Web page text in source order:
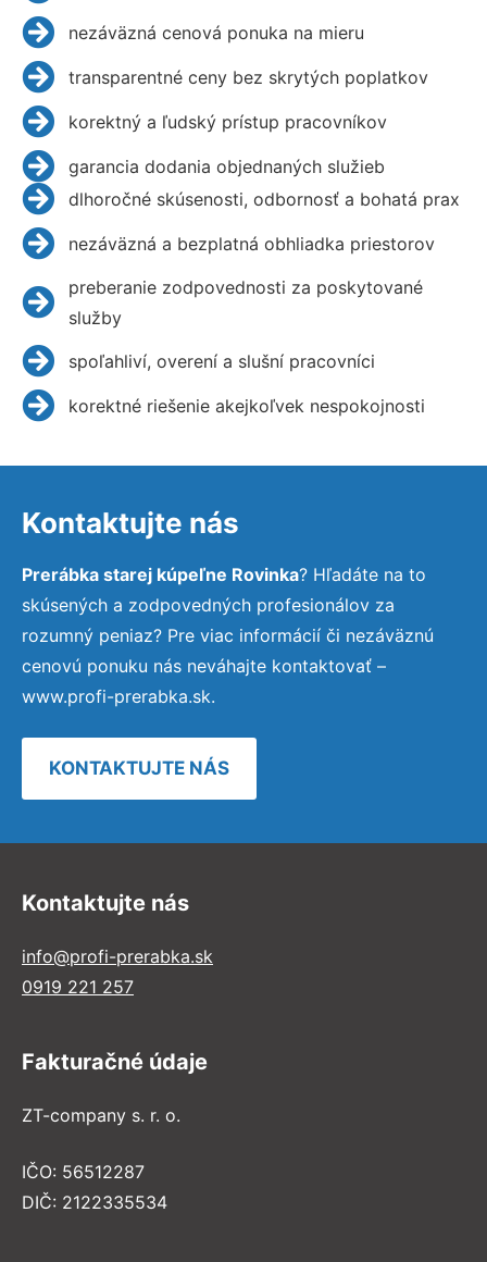
nezáväzná cenová ponuka na mieru
transparentné ceny bez skrytých poplatkov
korektný a ľudský prístup pracovníkov
garancia dodania objednaných služieb
dlhoročné skúsenosti, odbornosť a bohatá prax
nezáväzná a bezplatná obhliadka priestorov
preberanie zodpovednosti za poskytované
služby
spoľahliví, overení a slušní pracovníci
korektné riešenie akejkoľvek nespokojnosti
Kontaktujte nás
Prerábka starej kúpeľne Rovinka? Hľadáte na to
skúsených a zodpovedných profesionálov za
rozumný peniaz? Pre viac informácií či nezáväznú
cenovú ponuku nás neváhajte kontaktovať –
www.profi-prerabka.sk.
KONTAKTUJTE NÁS
Kontaktujte nás
info@profi-prerabka.sk
0919 221 257
Fakturačné údaje
ZT-company s. r. o.
IČO: 56512287
DIČ: 2122335534